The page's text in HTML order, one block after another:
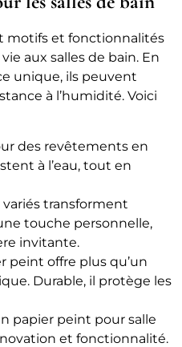
motifs et fonctionnalités
aux salles de bain. En
unique, ils peuvent
à l’humidité. Voici
des revêtements en
à l’eau, tout en
transforment
touche personnelle,
invitante.
peint offre plus qu’un
Durable, il protège les
papier peint pour salle
et fonctionnalité.